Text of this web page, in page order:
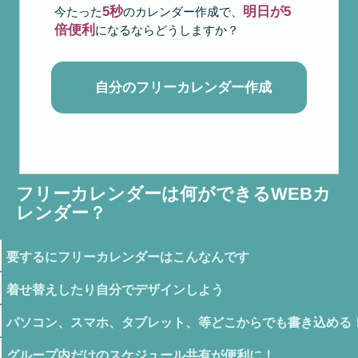
今たった5秒のカレンダー作成で、 明日が5
倍便利 になるならどうしますか？
自分のフリーカレンダー作成
フリーカレンダーは何ができるWEBカ
レンダー？
要するにフリーカレンダーはこんなんです
着せ替えしたり自分でデザインしよう
パソコン、スマホ、タブレット、等どこからでも書き込める
グループ内だけのスケジュール共有が便利に！